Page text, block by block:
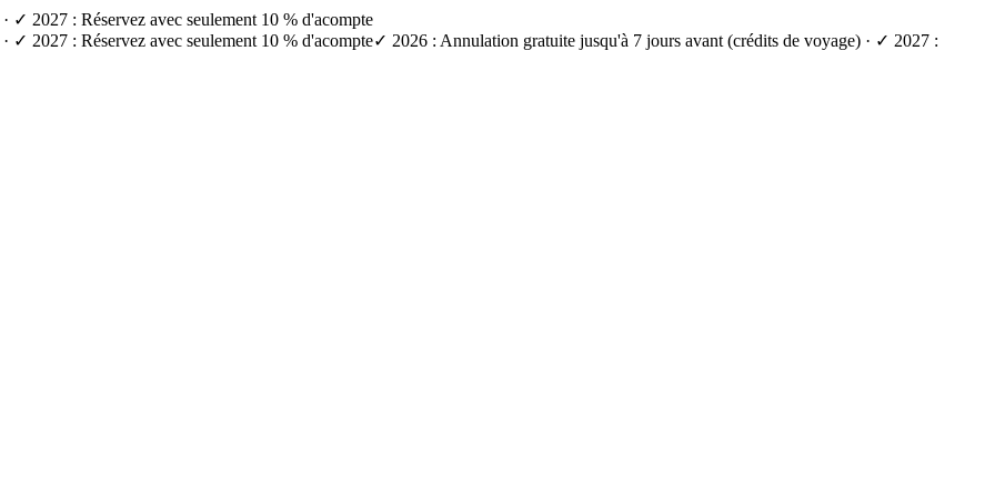
2027 : Réservez avec seulement 10 % d'acompte
2027 : Réservez avec seulement 10 % d'acompte✓ 2026 : Annulation gratuite jusqu'à 7 jours avant (crédits de voyage) · ✓ 2027 :